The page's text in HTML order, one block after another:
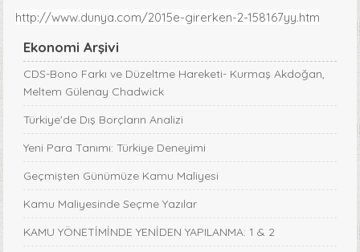
http://www.dunya.com/2015e-girerken-2-158167yy.htm
Ekonomi Arşivi
CDS-Bono Farkı ve Düzeltme Hareketi- Kurmaş Akdoğan,
Meltem Gülenay Chadwick
Türkiye'de Dış Borçların Analizi
Yeni Para Tanımı: Türkiye Deneyimi
Geçmişten Günümüze Kamu Maliyesi
Kamu Maliyesinde Seçme Yazılar
KAMU YÖNETİMİNDE YENİDEN YAPILANMA: 1 & 2